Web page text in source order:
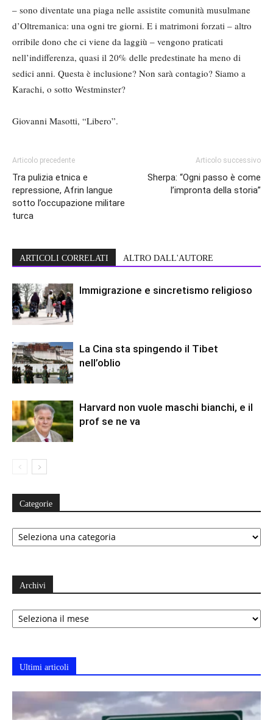
– sono diventate una piaga nelle assistite comunità musulmane
d’Oltremanica: una ogni tre giorni. E i matrimoni forzati – altro
orribile dono che ci viene da laggiù – vengono praticati
nell’indifferenza, quasi il 20% delle predestinate ha meno di
sedici anni. Questa è inclusione? Non sarà contagio? Siamo a
Karachi, o sotto Westminster?
Giovanni Masotti, “Libero”.
Articolo precedente
Tra pulizia etnica e
repressione, Afrin langue
sotto l’occupazione militare
turca
Articolo successivo
Sherpa: “Ogni passo è come
l’impronta della storia”
ARTICOLI CORRELATI ALTRO DALL'AUTORE
Immigrazione e sincretismo religioso
La Cina sta spingendo il Tibet
nell’oblio
Harvard non vuole maschi bianchi, e il
prof se ne va
Categorie
Categorie
Archivi
Archivi
Ultimi articoli